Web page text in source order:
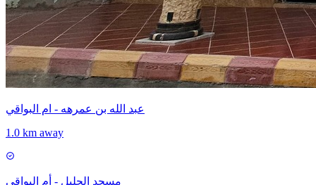
عبد الله بن عمرهه - ام البواقي
1.0 km away
مسجد الجليل - أم البواقي